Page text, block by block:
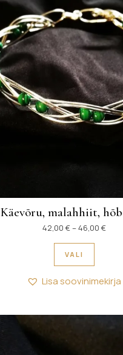
Käevõru, malahhiit,
42,00 €–46,00 €
VALI
Sellel
Lisa soovinimekirja